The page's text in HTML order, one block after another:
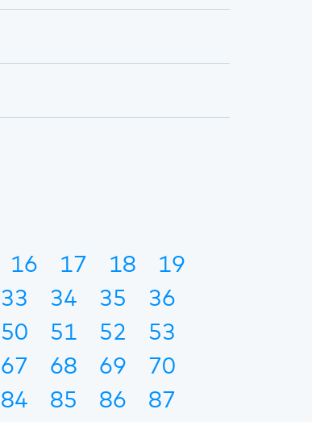
16 17 18
19
33 34 35
36
50 51 52
53
67 68 69
70
84 85 86
87